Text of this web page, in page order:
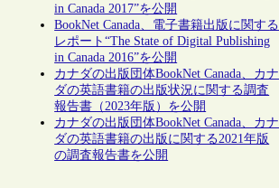
in Canada 2017”を公開
BookNet Canada、電子書籍出版に関する
レポート“The State of Digital Publishing
in Canada 2016”を公開
カナダの出版団体BookNet Canada、カナ
ダの英語書籍の出版状況に関する調査
報告書（2023年版）を公開
カナダの出版団体BookNet Canada、カナ
ダの英語書籍の出版に関する2021年版
の調査報告書を公開